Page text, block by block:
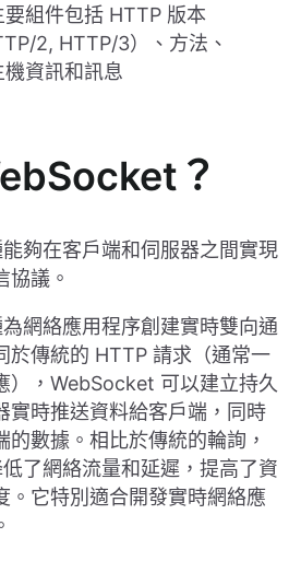
組件包括 HTTP 版本
2, HTTP/3）、方法、
資訊和訊息
？
夠在客戶端和伺服器之間實現
協議。
網絡應用程序創建實時雙向通
於傳統的 HTTP 請求（通常一
），WebSocket 可以建立持久
實時推送資料給客戶端，同時
數據。相比於傳統的輪詢，
了網絡流量和延遲，提高了資
。它特別適合開發實時網絡應